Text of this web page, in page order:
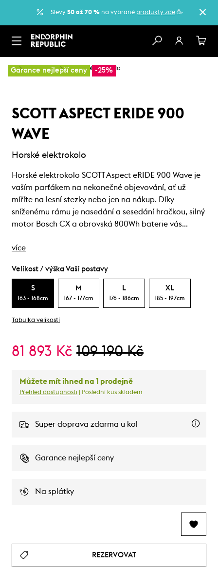
Slevy 50 až 70 % na vybrané produkty zde.🥳
Garance nejlepší ceny -25%
… Elektrokola Horská elektrokola
SCOTT ASPECT ERIDE 900
WAVE
Horské elektrokolo
Horské elektrokolo SCOTT Aspect eRIDE 900 Wave je
vaším parťákem na nekonečné objevování, ať už
míříte na lesní stezky nebo jen na nákup. Díky
sníženému rámu je nasedání a sesedání hračkou, silný
motor Bosch CX a obrovská 800Wh baterie vás…
více
Velikost / výška Vaší postavy
S
163 - 168cm
M
167 - 177cm
L
176 - 186cm
XL
185 - 197cm
Tabulka velikostí
81 893 Kč 109 190 Kč
Můžete mít ihned na 1 prodejně
Přehled dostupnosti | Poslední kus skladem
Super doprava zdarma u kol
Garance nejlepší ceny
Na splátky
REZERVOVAT